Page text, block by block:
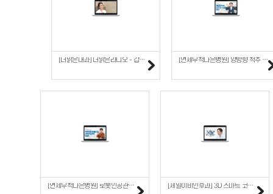
[더맑은내과] 더맑은라디오 - 갑상선 기능 저하증 [연세무척나은병원] 양방향 척추 내시경 수술
[연세무척나은병원] 로봇인공관절수술 Q&A [제일이비인후과] 3D 스마트 코성형